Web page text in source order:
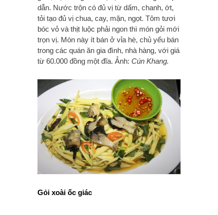
dẫn. Nước trộn có đủ vị từ dấm, chanh, ớt,
tỏi tạo đủ vị chua, cay, mặn, ngọt. Tôm tươi
bóc vỏ và thịt luộc phải ngon thì món gỏi mới
trọn vị. Món này ít bán ở vỉa hè, chủ yếu bán
trong các quán ăn gia đình, nhà hàng, với giá
từ 60.000 đồng một đĩa. Ảnh: Cún Khang.
Gỏi xoài ốc giác